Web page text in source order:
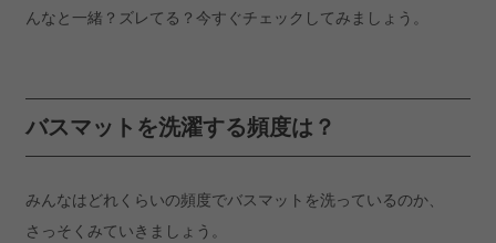
んなと一緒？ズレてる？今すぐチェックしてみましょう。
バスマットを洗濯する頻度は？
みんなはどれくらいの頻度でバスマットを洗っているのか、
さっそくみていきましょう。